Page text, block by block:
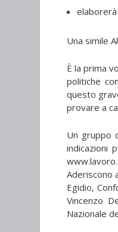
Una simile
È la prima
politiche
questo
provare a
Un gruppo
indicazioni
Aderiscono
Egidio,
Vincenzo
Nazionale